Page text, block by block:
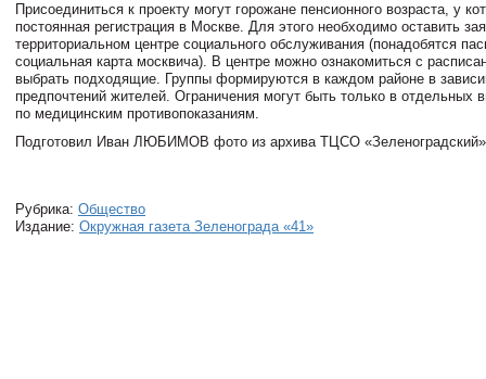
Присоединиться к проекту могут горожане пенсионного возраста, у
постоянная регистрация в Москве. Для этого необходимо оставить
территориальном центре социального обслуживания (понадобятся
социальная карта москвича). В центре можно ознакомиться с
выбрать подходящие. Группы формируются в каждом районе в
предпочтений жителей. Ограничения могут быть только в отдельных
по медицинским противопоказаниям.
Подготовил Иван ЛЮБИМОВ фото из архива ТЦСО «Зеленоградский»
Рубрика: Общество
Издание: Окружная газета Зеленограда «41»